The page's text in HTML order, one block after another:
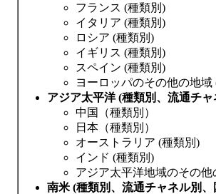
フランス (種類別)
イタリア (種類別)
ロシア (種類別)
イギリス (種類別)
スペイン (種類別)
ヨーロッパのその他の地域
アジア太平洋 (種類別、流通チ
中国（種類別）
日本（種類別）
オーストラリア (種類別)
インド (種類別)
アジア太平洋地域のその他
南米 (種類別、流通チャネル別、